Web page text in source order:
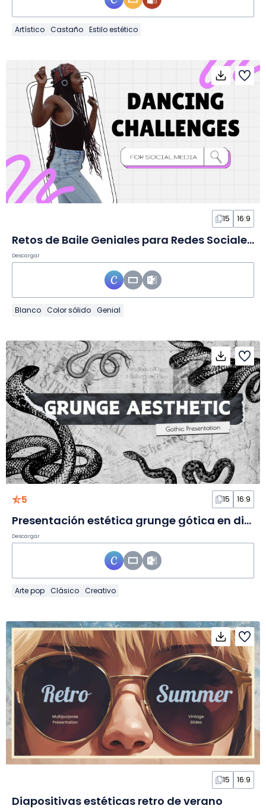
Artístico Castaño Estilo estético
15 16:9
Retos de Baile Geniales para Redes Sociales en Diapositivas
Descargar
Blanco Color sólido Genial
5 15 16:9
Presentación estética grunge gótica en diapositivas
Descargar
Arte pop Clásico Creativo
15 16:9
Diapositivas estéticas retro de verano